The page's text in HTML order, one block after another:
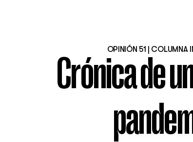
OPINIÓN 51 | COLUMNA
Crónica de